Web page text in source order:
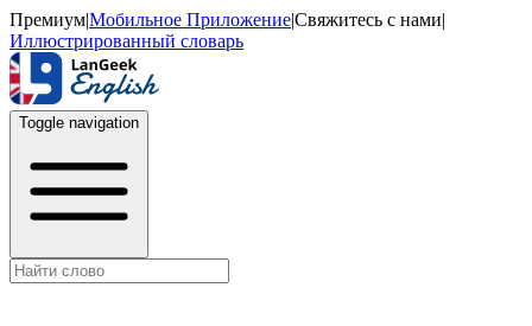
Премиум|Мобильное Приложение|Свяжитесь с нами|
Иллюстрированный словарь
Toggle navigation